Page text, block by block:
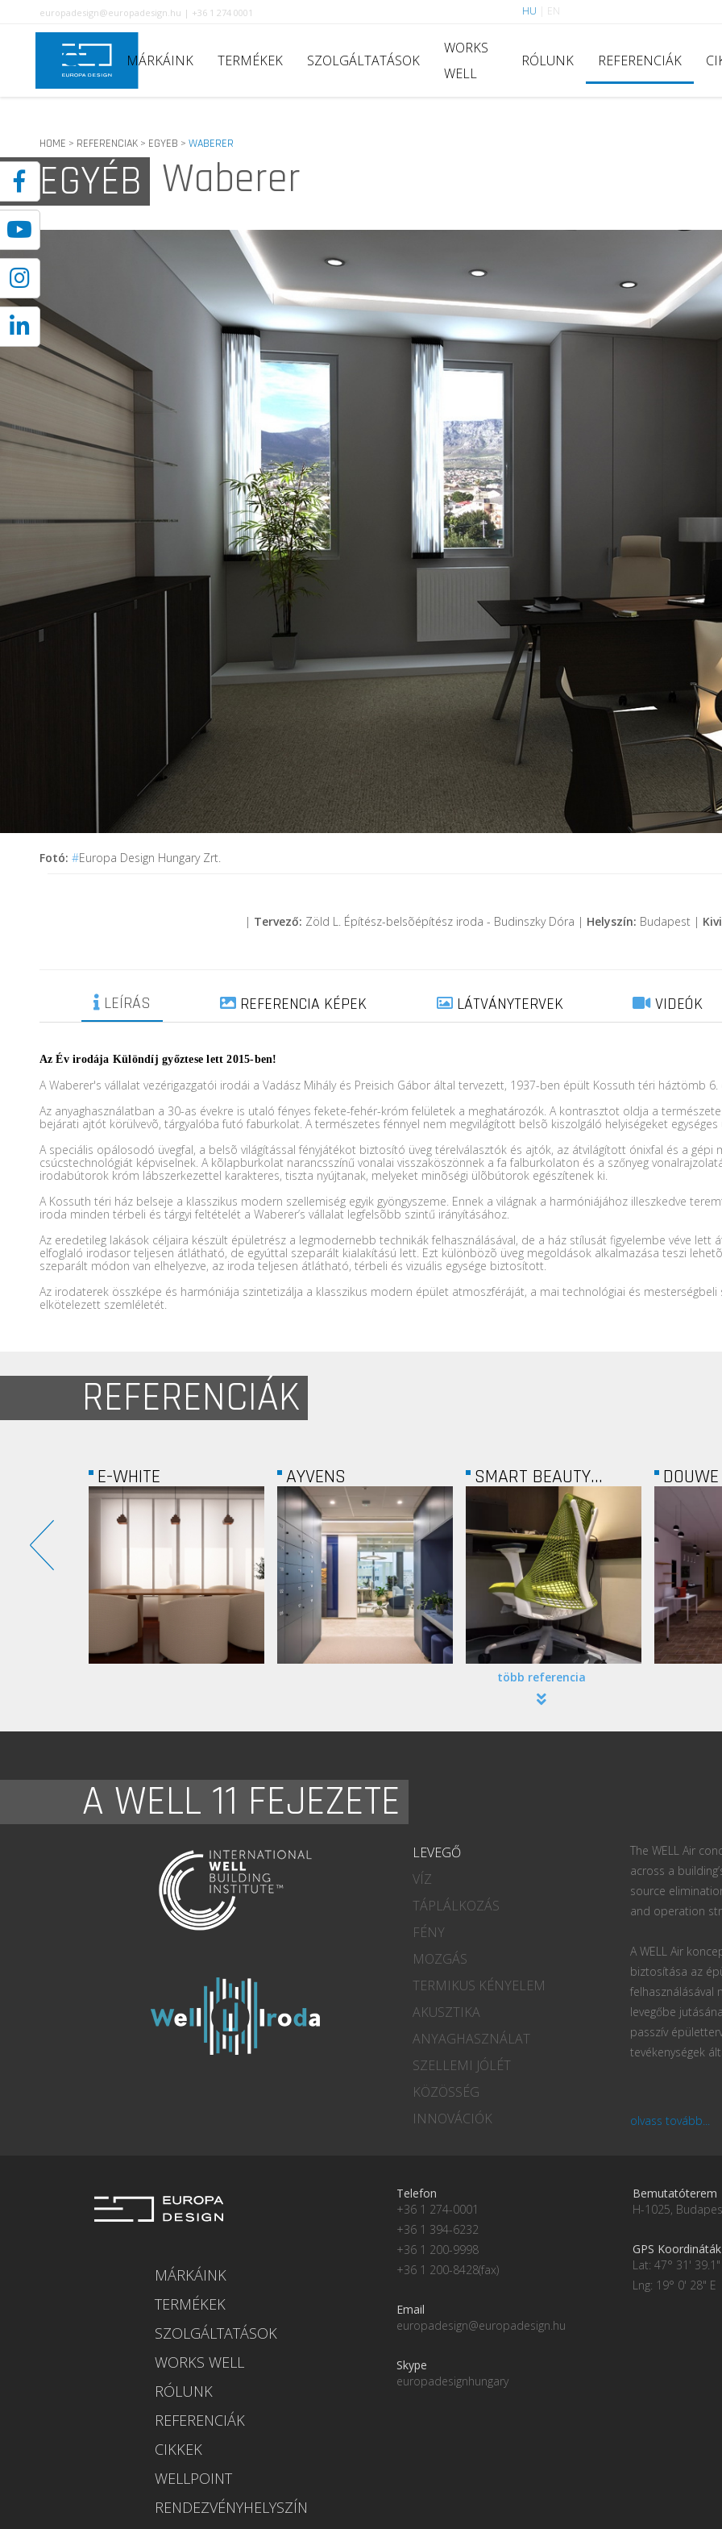
europadesign@europadesign.hu | +36 1 274 0001 HU EN
MÁRKÁINK TERMÉKEK SZOLGÁLTATÁSOK
WORKS
WELL
RÓLUNK REFERENCIÁK
HOME > REFERENCIAK> EGYEB > WABERER
EGYÉB Waberer
Fotó: #Europa Design Hungary Zrt.
| Tervező: Zöld L. Építész-belsõépítész iroda - Budinszky Dóra | Helyszín: Budapest |
LEÍRÁS REFERENCIA KÉPEK LÁTVÁNYTERVEK VIDEÓK
Az Év irodája Különdíj győztese lett 2015-ben!
A Waberer's vállalat vezérigazgatói irodái a Vadász Mihály és Preisich Gábor által tervezett, 1937-ben épült Kossuth téri háztömb
Az anyaghasználatban a 30-as évekre is utaló fényes fekete-fehér-króm felületek a meghatározók. A kontrasztot oldja a
bejárati ajtót körülvevõ, tárgyalóba futó faburkolat. A természetes fénnyel nem megvilágított belsõ kiszolgáló helyiségeket egységes
A speciális opálosodó üvegfal, a belsõ világítással fényjátékot biztosító üveg térelválasztók és ajtók, az átvilágított ónixfal és a
csúcstechnológiát képviselnek. A kõlapburkolat narancsszínű vonalai visszaköszönnek a fa falburkolaton és a szőnyeg
irodabútorok króm lábszerkezettel karakteres, tiszta nyújtanak, melyeket minõségi ülõbútorok egészítenek ki.
A Kossuth téri ház belseje a klasszikus modern szellemiség egyik gyöngyszeme. Ennek a világnak a harmóniájához illeszkedve
iroda minden térbeli és tárgyi feltételét a Waberer’s vállalat legfelsõbb szintű irányításához.
Az eredetileg lakások céljaira készült épületrész a legmodernebb technikák felhasználásával, de a ház stílusát figyelembe véve
elfoglaló irodasor teljesen átlátható, de egyúttal szeparált kialakítású lett. Ezt különbözõ üveg megoldások alkalmazása teszi
szeparált módon van elhelyezve, az iroda teljesen átlátható, térbeli és vizuális egysége biztosított.
Az irodaterek összképe és harmóniája szintetizálja a klasszikus modern épület atmoszféráját, a mai technológiai és
elkötelezett szemléletét.
REFERENCIÁK
AYVENS SMART BEAUTY... DOUWE EGBERTS
több referencia
A WELL 11 FEJEZETE
LEVEGŐ
VÍZ
TÁPLÁLKOZÁS
FÉNY
MOZGÁS
TERMIKUS KÉNYELEM
AKUSZTIKA
ANYAGHASZNÁLAT
SZELLEMI JÓLÉT
KÖZÖSSÉG
INNOVÁCIÓK
The WELL Air
across a
source
and operation
A WELL Air
biztosítása az
felhasználásával
levegőbe
passzív
tevékenységek
olvass tovább...
MÁRKÁINK
TERMÉKEK
SZOLGÁLTATÁSOK
WORKS WELL
RÓLUNK
REFERENCIÁK
CIKKEK
WELLPOINT
RENDEZVÉNYHELYSZÍN
Telefon
+36 1 274-0001
+36 1 394-6232
+36 1 200-9998
+36 1 200-8428(fax)
Email
europadesign@europadesign.hu
Skype
europadesignhungary
Bemutatóterem
H-1025,
GPS Koordináták
Lat: 47° 31'
Lng: 19° 0' 28" E